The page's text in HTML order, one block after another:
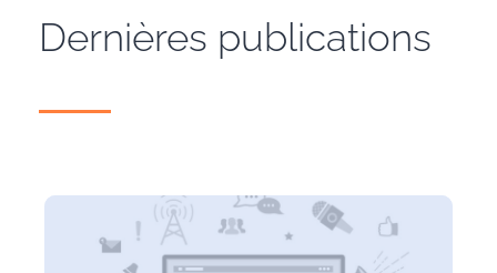
Dernières publications